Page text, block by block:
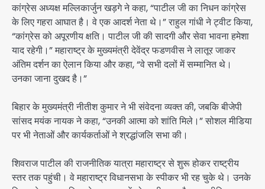
कांग्रेस अध्यक्ष मल्लिकार्जुन खड़गे ने कहा, “पाटील जी का निधन कांग्रेस
के लिए गहरा आघात है। वे एक आदर्श नेता थे।” राहुल गांधी ने ट्वीट किया,
“कांग्रेस को अपूरणीय क्षति। पाटील जी की सादगी और सेवा भावना हमेशा
याद रहेगी।” महाराष्ट्र के मुख्यमंत्री देवेंद्र फडणवीस ने लातूर जाकर
अंतिम दर्शन का ऐलान किया और कहा, “वे सभी दलों में सम्मानित थे।
उनका जाना दुखद है।”
बिहार के मुख्यमंत्री नीतीश कुमार ने भी संवेदना व्यक्त की, जबकि बीजेपी
सांसद मयंक नायक ने कहा, “उनकी आत्मा को शांति मिले।” सोशल मीडिया
पर भी नेताओं और कार्यकर्ताओं ने श्रद्धांजलि सभा की।
शिवराज पाटील की राजनीतिक यात्रा महाराष्ट्र से शुरू होकर राष्ट्रीय
स्तर तक पहुंची। वे महाराष्ट्र विधानसभा के स्पीकर भी रह चुके थे। उनके